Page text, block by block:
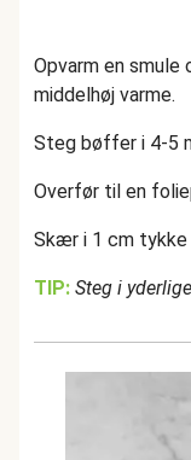
Opvarm en smule
middelhøj varme.
Steg bøffer i 4-5
Overfør til en
Skær i 1 cm
TIP: Steg i